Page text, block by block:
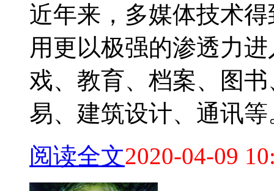
近年来，多媒体技术
用更以极强的渗透力
戏、教育、档案、图
易、建筑设计、通讯等
阅读全文2020-04-09